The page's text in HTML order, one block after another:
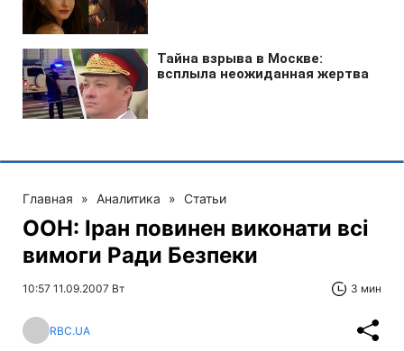
Главная » Аналитика » Статьи
ООН: Іран повинен виконати всі
вимоги Ради Безпеки
10:57 11.09.2007 Вт 3 мин
RBC.UA